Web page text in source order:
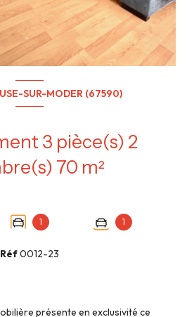
SUR-MODER (67590)
2
chambre(s) 70 m²
1 1
Réf0012-23
présente en exclusivité ce